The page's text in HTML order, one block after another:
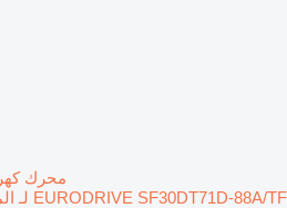
EURODRIVE SF30DT71D-88A/TF لـ المعدات الصناعية